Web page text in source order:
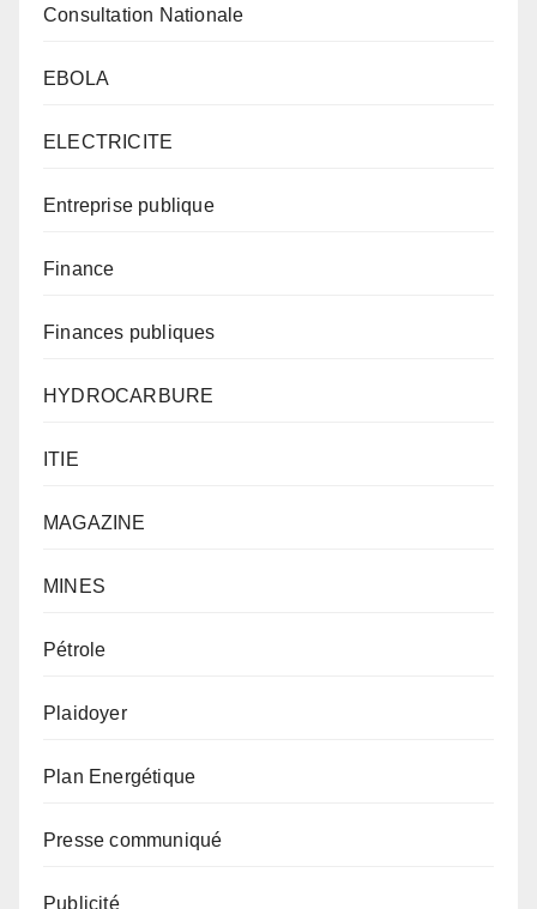
Consultation Nationale
EBOLA
ELECTRICITE
Entreprise publique
Finance
Finances publiques
HYDROCARBURE
ITIE
MAGAZINE
MINES
Pétrole
Plaidoyer
Plan Energétique
Presse communiqué
Publicité